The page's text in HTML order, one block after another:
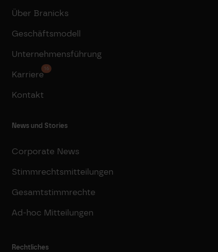
Über Branicks
Geschäftsmodell
Unternehmensführung
Karriere
16
Kontakt
News und Stories
Corporate News
Stimmrechtsmitteilungen
Gesamtstimmrechte
Ad-hoc Mitteilungen
Rechtliches